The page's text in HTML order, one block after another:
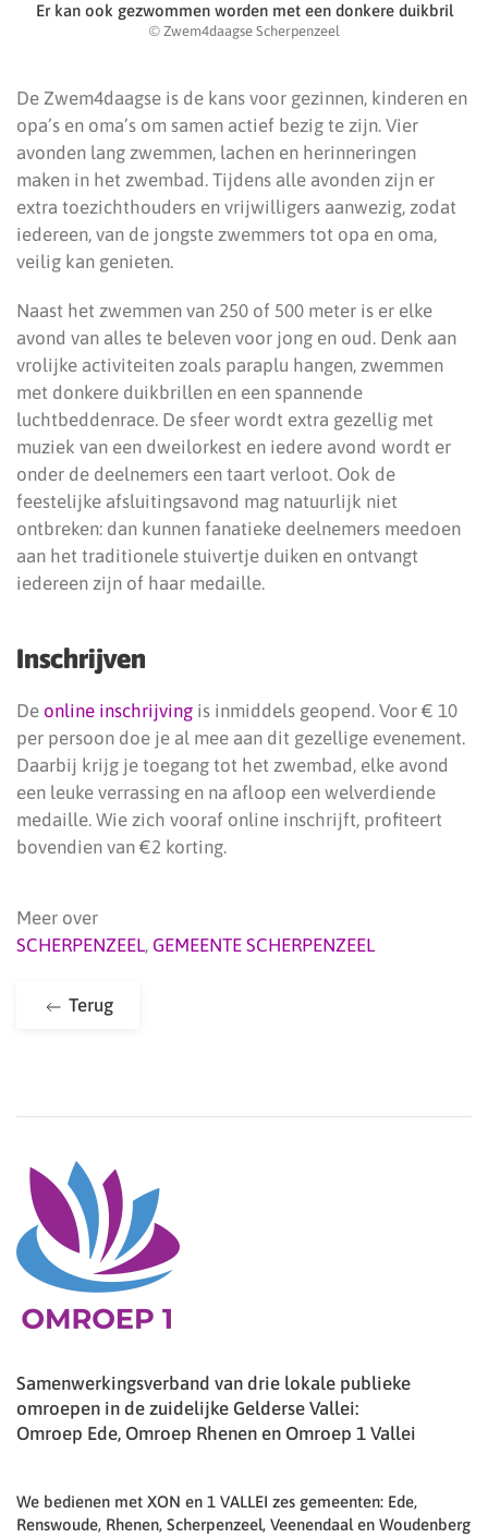
Er kan ook gezwommen worden met een donkere duikbril
© Zwem4daagse Scherpenzeel
De Zwem4daagse is de kans voor gezinnen, kinderen en
opa’s en oma’s om samen actief bezig te zijn. Vier
avonden lang zwemmen, lachen en herinneringen
maken in het zwembad. Tijdens alle avonden zijn er
extra toezichthouders en vrijwilligers aanwezig, zodat
iedereen, van de jongste zwemmers tot opa en oma,
veilig kan genieten.
Naast het zwemmen van 250 of 500 meter is er elke
avond van alles te beleven voor jong en oud. Denk aan
vrolijke activiteiten zoals paraplu hangen, zwemmen
met donkere duikbrillen en een spannende
luchtbeddenrace. De sfeer wordt extra gezellig met
muziek van een dweilorkest en iedere avond wordt er
onder de deelnemers een taart verloot. Ook de
feestelijke afsluitingsavond mag natuurlijk niet
ontbreken: dan kunnen fanatieke deelnemers meedoen
aan het traditionele stuivertje duiken en ontvangt
iedereen zijn of haar medaille.
Inschrijven
De online inschrijving is inmiddels geopend. Voor € 10
per persoon doe je al mee aan dit gezellige evenement.
Daarbij krijg je toegang tot het zwembad, elke avond
een leuke verrassing en na afloop een welverdiende
medaille. Wie zich vooraf online inschrijft, profiteert
bovendien van €2 korting.
Meer over
SCHERPENZEEL, GEMEENTE SCHERPENZEEL
Terug
Samenwerkingsverband van drie lokale publieke
omroepen in de zuidelijke Gelderse Vallei:
Omroep Ede, Omroep Rhenen en Omroep 1 Vallei
We bedienen met XON en 1 VALLEI zes gemeenten: Ede,
Renswoude, Rhenen, Scherpenzeel, Veenendaal en Woudenberg